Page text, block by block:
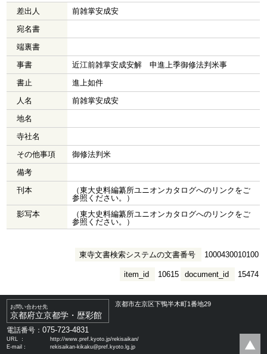
差出人
前雑掌安成安
宛名書
端裏書
事書
近江前雑掌安成安解 申進上季御修法判米事
書止
進上如件
人名
前雑掌安成安
地名
寺社名
その他事項
御修法判米
備考
刊本
（東大史料編纂所ユニオンカタログへのリンクをご
参照ください。）
影写本
（東大史料編纂所ユニオンカタログへのリンクをご
参照ください。）
東寺文書検索システムの文書番号 1000430010100
document_id 15474
item_id 10615
お問い合わせ先
京都府立京都学・歴彩館
京都市左京区下鴨半木町1番地29
電話番号：075-723-4831
URL ：
http://www.pref.kyoto.jp/rekisaikan/
E-mail：
rekisaikan-kikaku@pref.kyoto.lg.jp